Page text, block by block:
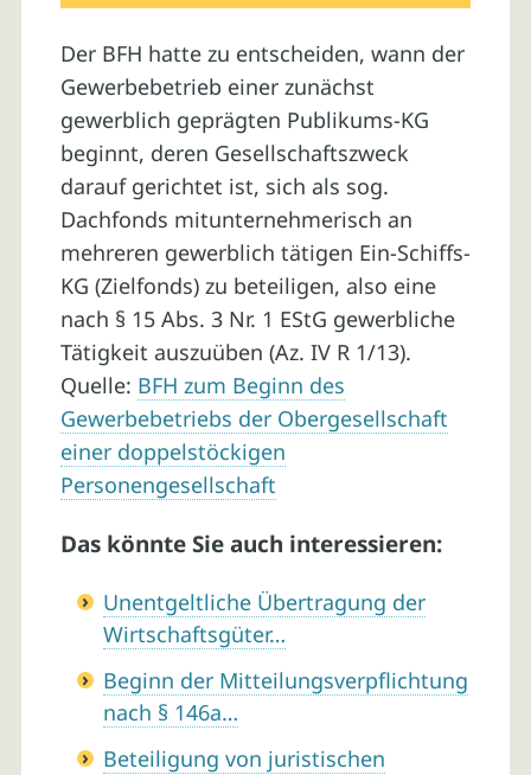
Der BFH hatte zu entscheiden, wann der
Gewerbebetrieb einer zunächst
gewerblich geprägten Publikums-KG
beginnt, deren Gesellschaftszweck
darauf gerichtet ist, sich als sog.
Dachfonds mitunternehmerisch an
mehreren gewerblich tätigen Ein-Schiffs-
KG (Zielfonds) zu beteiligen, also eine
nach § 15 Abs. 3 Nr. 1 EStG gewerbliche
Tätigkeit auszuüben (Az. IV R 1/13).
Quelle: BFH zum Beginn des
Gewerbebetriebs der Obergesellschaft
einer doppelstöckigen
Personengesellschaft
Das könnte Sie auch interessieren:
Unentgeltliche Übertragung der
Wirtschaftsgüter…
Beginn der Mitteilungsverpflichtung
nach § 146a…
Beteiligung von juristischen